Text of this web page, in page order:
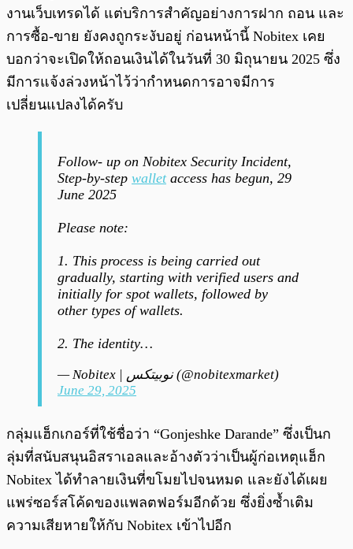
งานเว็บเทรดได้ แต่บริการสำคัญอย่างการฝาก ถอน และ
การซื้อ-ขาย ยังคงถูกระงับอยู่ ก่อนหน้านี้ Nobitex เคย
บอกว่าจะเปิดให้ถอนเงินได้ในวันที่ 30 มิถุนายน 2025 ซึ่ง
มีการแจ้งล่วงหน้าไว้ว่ากำหนดการอาจมีการ
เปลี่ยนแปลงได้ครับ
Follow- up on Nobitex Security Incident,
Step-by-step walletaccess has begun, 29
June 2025
Please note:
1. This process is being carried out
gradually, starting with verified users and
initially for spot wallets, followed by
other types of wallets.
2. The identity…
— Nobitex | نوبیتکس (@nobitexmarket)
June 29, 2025
กลุ่มแฮ็กเกอร์ที่ใช้ชื่อว่า “Gonjeshke Darande” ซึ่งเป็นก
ลุ่มที่สนับสนุนอิสราเอลและอ้างตัวว่าเป็นผู้ก่อเหตุแฮ็ก
Nobitex ได้ทำลายเงินที่ขโมยไปจนหมด และยังได้เผย
แพร่ซอร์สโค้ดของแพลตฟอร์มอีกด้วย ซึ่งยิ่งซ้ำเติม
ความเสียหายให้กับ Nobitex เข้าไปอีก